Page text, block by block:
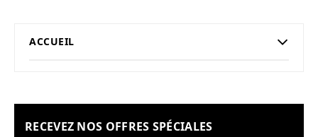
ACCUEIL
RECEVEZ NOS OFFRES SPÉCIALES